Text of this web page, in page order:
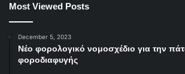
Most Viewed Posts
December 5, 2023
Νέο φορολογικό νομοσχέδιο για την
φοροδιαφυγής